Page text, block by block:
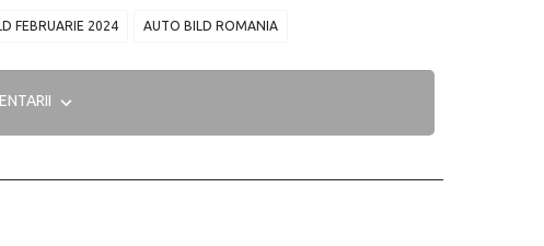
FEBRUARIE 2024 AUTO BILD ROMANIA